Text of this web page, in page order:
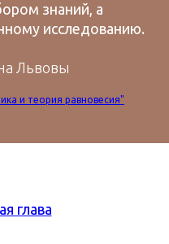
знаний, а
исследованию.
Львовы
и теория равновесия"
глава